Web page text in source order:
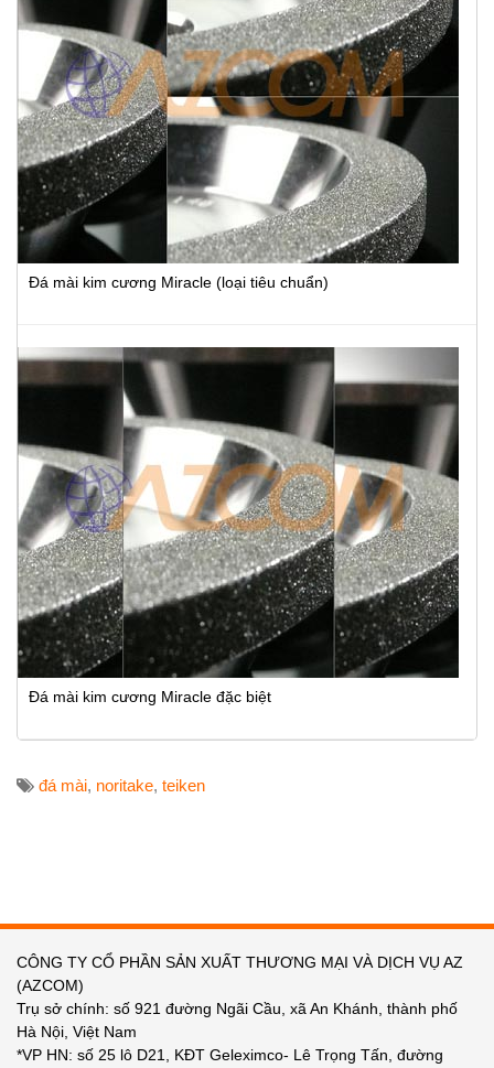
Đá mài kim cương Miracle (loại tiêu chuẩn)
Đá mài kim cương Miracle đặc biệt
đá mài, noritake, teiken
CÔNG TY CỔ PHẦN SẢN XUẤT THƯƠNG MẠI VÀ DỊCH VỤ AZ
(AZCOM)
Trụ sở chính: số 921 đường Ngãi Cầu, xã An Khánh, thành phố
Hà Nội, Việt Nam
*VP HN: số 25 lô D21, KĐT Geleximco- Lê Trọng Tấn, đường